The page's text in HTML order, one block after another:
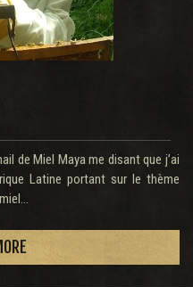
de Miel Maya me disant que j’ai
Latine portant sur le thème